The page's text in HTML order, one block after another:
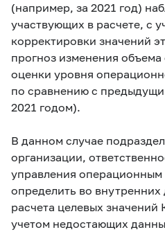
(например, за 2021 год)
участвующих в расчете, с
корректировки значений
прогноз изменения
оценки уровня
по сравнению с
2021 годом).
В данном случае
организации,
управления
определить во
расчета целевых значений
учетом недостающих